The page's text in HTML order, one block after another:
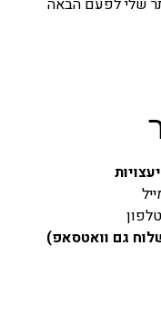
לפעם הבאה